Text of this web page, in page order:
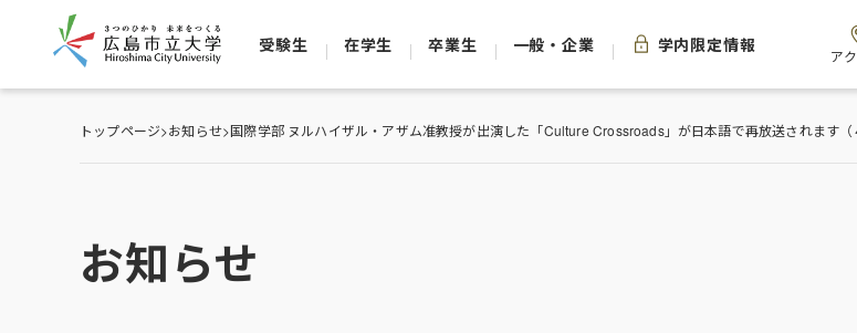
受験生 在学生 卒業生 一般・企業 学内限定情報
ア
トップページ>お知らせ>国際学部 ヌルハイザル・アザム准教授が出演した「Culture Crossroads」が日本語で再放送されます（
お知らせ